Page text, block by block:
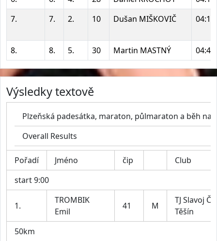
7.
7. 2. 10 Dušan MIŠKOVIČ
8. 8. 5. 30 Martin MASTNÝ
Výsledky textově
Plzeňská padesátka, maraton, půlmaraton a běh na
Overall Results
Pořadí Jméno čip
Club
start 9:00
1.
TROMBIK
Emil
41 M
TJ Slavoj
Těšín
50km